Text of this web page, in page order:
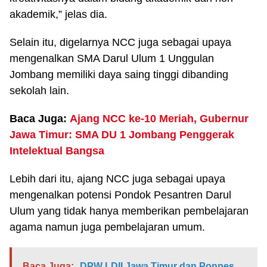
akademik,” jelas dia.
Selain itu, digelarnya NCC juga sebagai upaya
mengenalkan SMA Darul Ulum 1 Unggulan
Jombang memiliki daya saing tinggi dibanding
sekolah lain.
Baca Juga: Ajang NCC ke-10 Meriah, Gubernur
Jawa Timur: SMA DU 1 Jombang Penggerak
Intelektual Bangsa
Lebih dari itu, ajang NCC juga sebagai upaya
mengenalkan potensi Pondok Pesantren Darul
Ulum yang tidak hanya memberikan pembelajaran
agama namun juga pembelajaran umum.